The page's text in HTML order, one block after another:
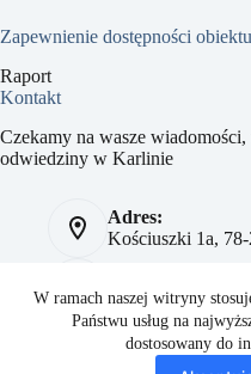
W ramach naszej witryny
Państwu usług na
dostosowany do
Zapewnienie dostępności obiektu
Raport
Kontakt
Czekamy na wasze
odwiedziny w Karlinie
Adres:
Kościuszki 1a,
784 093 041
Strona:
sport.karlino.pl